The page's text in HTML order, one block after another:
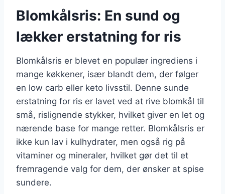
Blomkålsris: En sund og
lækker erstatning for ris
Blomkålsris er blevet en populær ingrediens i
mange køkkener, især blandt dem, der følger
en low carb eller keto livsstil. Denne sunde
erstatning for ris er lavet ved at rive blomkål til
små, rislignende stykker, hvilket giver en let og
nærende base for mange retter. Blomkålsris er
ikke kun lav i kulhydrater, men også rig på
vitaminer og mineraler, hvilket gør det til et
fremragende valg for dem, der ønsker at spise
sundere.